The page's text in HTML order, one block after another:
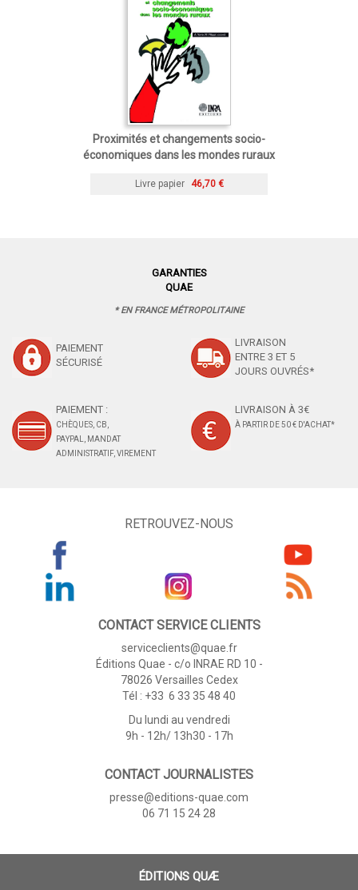
Proximités et changements socio-
économiques dans les mondes ruraux
Livre papier 46,70 €
GARANTIES
QUAE
* EN FRANCE MÉTROPOLITAINE
PAIEMENT
SÉCURISÉ
LIVRAISON
ENTRE 3 ET 5
JOURS OUVRÉS*
PAIEMENT :
CHÈQUES, CB,
PAYPAL, MANDAT
ADMINISTRATIF, VIREMENT
LIVRAISON À 3€
À PARTIR DE 50 € D'ACHAT*
RETROUVEZ-NOUS
CONTACT SERVICE CLIENTS
serviceclients@quae.fr
Éditions Quae - c/o INRAE RD 10 -
78026 Versailles Cedex
Tél : +33 6 33 35 48 40
Du lundi au vendredi
9h - 12h/ 13h30 - 17h
CONTACT JOURNALISTES
presse@editions-quae.com
06 71 15 24 28
ÉDITIONS QUÆ